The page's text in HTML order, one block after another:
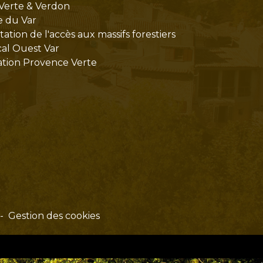
& Verdon
du Var
de l'accès aux massifs forestiers
Ouest Var
Provence Verte
- Gestion des cookies